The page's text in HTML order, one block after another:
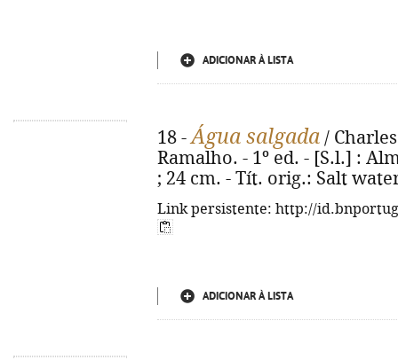
ADICIONAR À LISTA
18 -Água salgada /
Ramalho. - 1º ed. - [S.l.] :
; 24 cm. - Tít. orig.: Salt
Link persistente: http://
ADICIONAR À LISTA